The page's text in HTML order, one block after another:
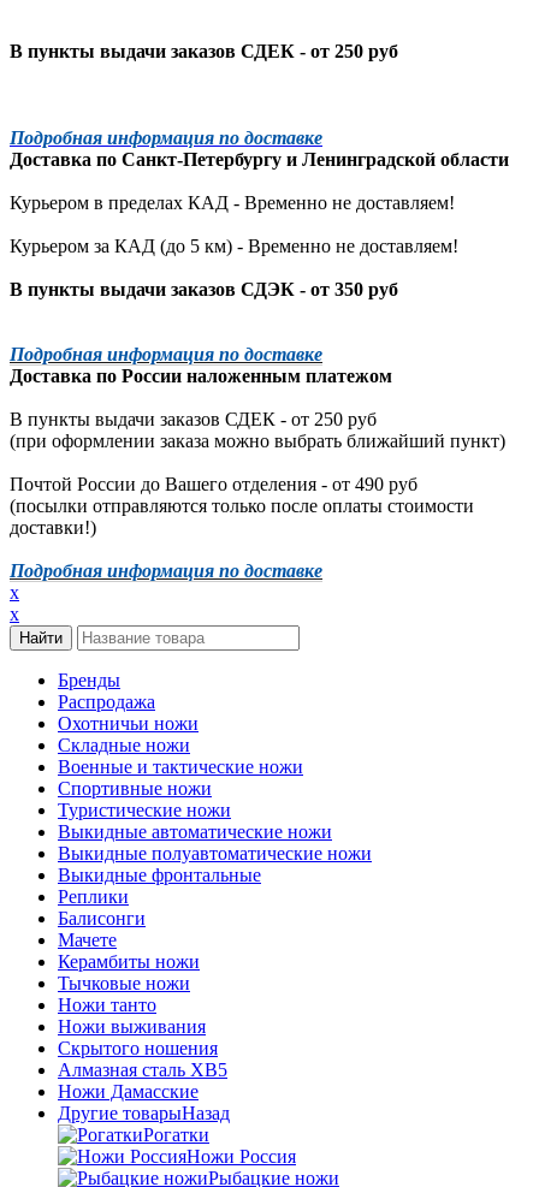
В пункты выдачи заказов СДЕК - от 250 руб
Подробная информация по доставке
Доставка по Санкт-Петербургу и Ленинградской области
Курьером в пределах КАД - Временно не доставляем!
Курьером за КАД (до 5 км) - Временно не доставляем!
В пункты выдачи заказов СДЭК - от 350 руб
Подробная информация по доставке
Доставка по России наложенным платежом
В пункты выдачи заказов СДЕК - от 250 руб
(при оформлении заказа можно выбрать ближайший пункт)
Почтой России до Вашего отделения - от 490 руб
(посылки отправляются только после оплаты стоимости
доставки!)
Подробная информация по доставке
x
x
Бренды
Распродажа
Охотничьи ножи
Складные ножи
Военные и тактические ножи
Спортивные ножи
Туристические ножи
Выкидные автоматические ножи
Выкидные полуавтоматические ножи
Выкидные фронтальные
Реплики
Балисонги
Мачете
Керамбиты ножи
Тычковые ножи
Ножи танто
Ножи выживания
Скрытого ношения
Алмазная сталь ХВ5
Ножи Дамасские
Другие товарыНазад
Рогатки
Ножи Россия
Рыбацкие ножи